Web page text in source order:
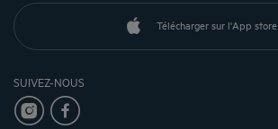
Télécharger sur l'App store
SUIVEZ-NOUS